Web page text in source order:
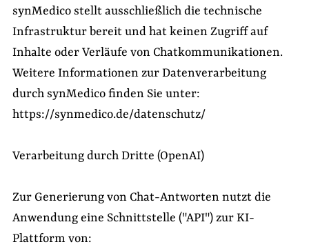
synMedico stellt ausschließlich die technische
Infrastruktur bereit und hat keinen Zugriff auf
Inhalte oder Verläufe von Chatkommunikationen.
Weitere Informationen zur Datenverarbeitung
durch synMedico finden Sie unter:
https://synmedico.de/datenschutz/
Verarbeitung durch Dritte (OpenAI)
Zur Generierung von Chat-Antworten nutzt die
Anwendung eine Schnittstelle ("API") zur KI-
Plattform von: